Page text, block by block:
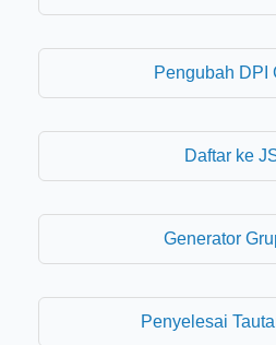
Pengubah DPI
Daftar ke
Generator
Penyelesai